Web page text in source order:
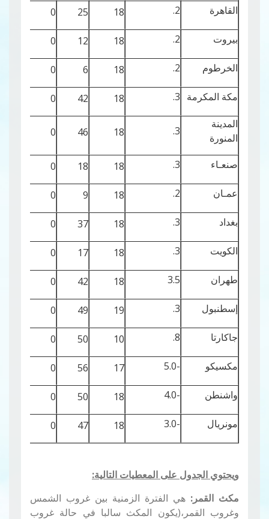
القاهرة 2.
18
25
0
بيروت 2.
18
12
0
الخرطوم 2.
18
6
0
مكة المكرمة 3.
18
42
0
المدينة
المنورة
3.
18
46
0
صنعـاء 3.
18
18
0
عمـان 2.
18
9
0
بغداد 3.
18
37
0
الكويت 3.
18
17
0
طهران 3.5
18
42
0
إسطنبول 3.
19
49
0
جاكارتا 8.
10
50
0
مكسيكو -5.0
17
56
0
واشنطن -4.0
18
50
0
مونريال -3.0
18
47
0
ويحتوي الجدول على المعطيات التالية:
مكث القمر: هي الفترة الزمنية بين غروب الشمس
وغروب القمر،(يكون المكث سالبا في حالة غروب